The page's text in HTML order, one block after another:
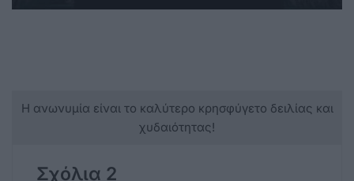
Η ανωνυμία είναι το καλύτερο κρησφύγετο δειλίας και
χυδαιότητας!
Σχόλια 2